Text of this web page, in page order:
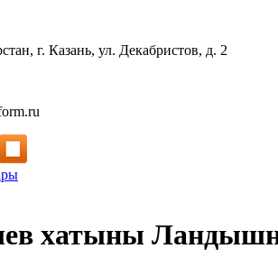
г. Казань, ул. Декабристов, д. 2
хатыны